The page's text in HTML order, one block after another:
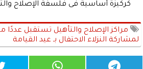
كركيزة أساسية فى فلسفة الإصلاح
مراكز الإصلاح والتأهيل تستقبل عددًا
لمشاركة النزلاء الاحتفال بـ عيد القيامة